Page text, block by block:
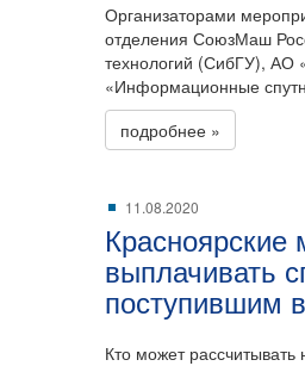
Организаторами
отделения СоюзМаш
технологий (СибГУ), АО
«Информационные
подробнее »
11.08.2020
Красноярские
выплачивать
поступившим
Кто может